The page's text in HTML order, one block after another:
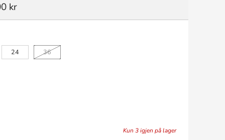
kr
24 36
Kun 3igjen på lager